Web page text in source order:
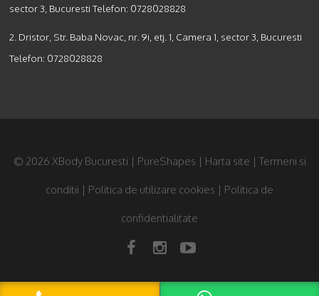
sector 3, Bucuresti Telefon: 0728028828
2. Dristor, Str. Baba Novac, nr. 9i, etj. 1, Camera 1, sector 3, Bucuresti
Telefon: 0728028828
© 2026 XBody Bucuresti | PureShapes | Harta site | Termeni si
conditii | Politica de utilizare cookies | Politica de
confidentialitate